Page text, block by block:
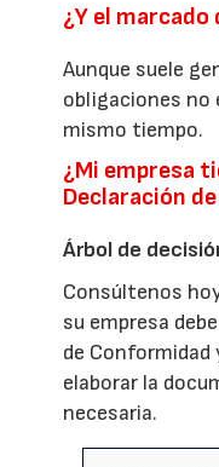
¿Y el marcado
Aunque suele
obligaciones no
mismo tiempo.
¿Mi empresa
Declaración
Árbol de
Consúltenos
su empresa
de Conformidad
elaborar la
necesaria.